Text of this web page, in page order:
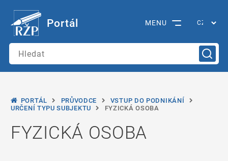
Portál MENU
PORTÁL PRŮVODCE
VSTUP DO PODNIKÁNÍ
URČENÍ TYPU SUBJEKTU
FYZICKÁ OSOBA
FYZICKÁ OSOBA